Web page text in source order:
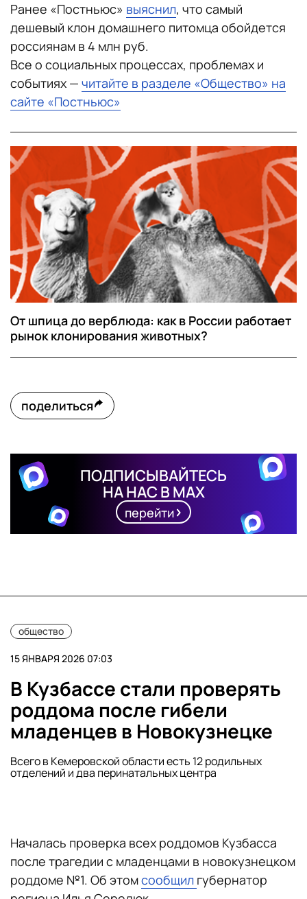
Ранее «Постньюс» выяснил, что самый
дешевый клон домашнего питомца обойдется
россиянам в 4 млн руб.
Все о социальных процессах, проблемах и
событиях — читайте в разделе «Общество» на
сайте «Постньюс»
От шпица до верблюда: как в России работает
рынок клонирования животных?
поделиться
ПОДПИСЫВАЙТЕСЬ
НА НАС В MAX
перейти
общество
15 ЯНВАРЯ 2026 07:03
В Кузбассе стали проверять
роддома после гибели
младенцев в Новокузнецке
Всего в Кемеровской области есть 12 родильных
отделений и два перинатальных центра
Началась проверка всех роддомов Кузбасса
после трагедии с младенцами в новокузнецком
роддоме №1. Об этомсообщил губернатор